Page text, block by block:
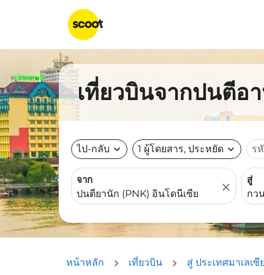
เที่ยวบินจากปนตีอ
ไป-กลับ expand_more 1 ผู้โดยสาร, ประหยัด expand_more ร
จาก
close
สู่
หน้าหลัก เที่ยวบิน สู่ ประเทศมาเลเซีย